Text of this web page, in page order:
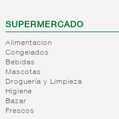
WEB
EJEMPLO
Detergente
en polvo
Detergente
liquido
Detergente
activador
de
Suavizantes/higienizante
textil
-
Suavizantes
Agua
destilada
Higienizante
textil
SUPERMERCADO
Alimentacion
Congelados
Bebidas
Mascotas
Droguería y Limpieza
Higiene
Bazar
Frescos